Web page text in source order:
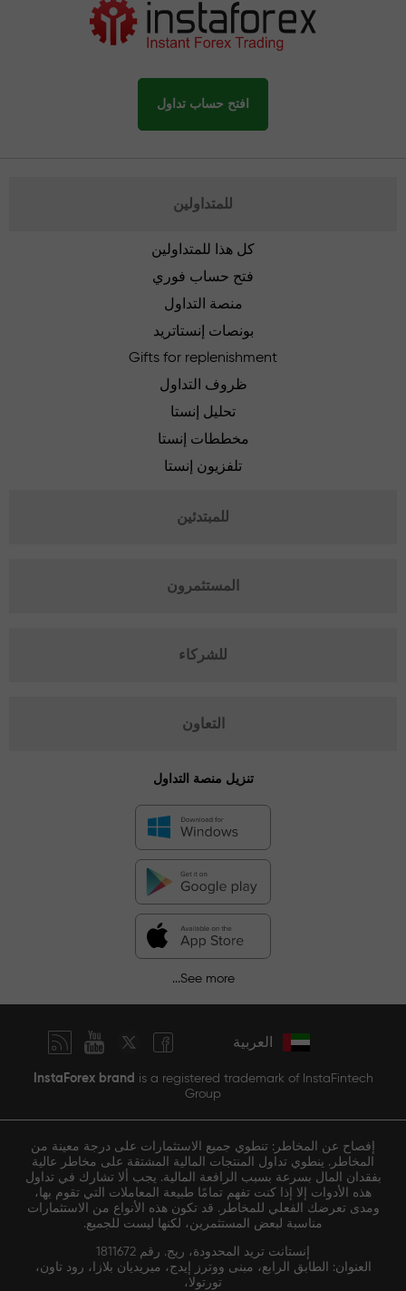
افتح حساب تداول
للمتداولين
كل هذا للمتداولين
فتح حساب فوري
منصة التداول
بونصات إنستاتريد
Gifts for replenishment
ظروف التداول
تحليل إنستا
مخططات إنستا
تلفزيون إنستا
للمبتدئين
المستثمرون
للشركاء
التعاون
تنزيل منصة التداول
See more...
العربية
InstaForex brand is a registered trademark of InstaFintech
Group
إفصاح عن المخاطر: تنطوي جميع الاستثمارات على درجة معينة من
المخاطر. ينطوي تداول المنتجات المالية المشتقة على مخاطر عالية
بفقدان المال بسرعة بسبب الرافعة المالية. يجب ألا تشارك في تداول
هذه الأدوات إلا إذا كنت تفهم تمامًا طبيعة المعاملات التي تقوم بها،
ومدى تعرضك الفعلي للمخاطر. قد تكون هذه الأنواع من الاستثمارات
مناسبة لبعض المستثمرين، لكنها ليست للجميع.
إنستانت تريد المحدودة، ريج. رقم 1811672
العنوان: الطابق الرابع، مبنى ووترز إيدج، ميريديان بلازا، رود تاون،
تورتولا،